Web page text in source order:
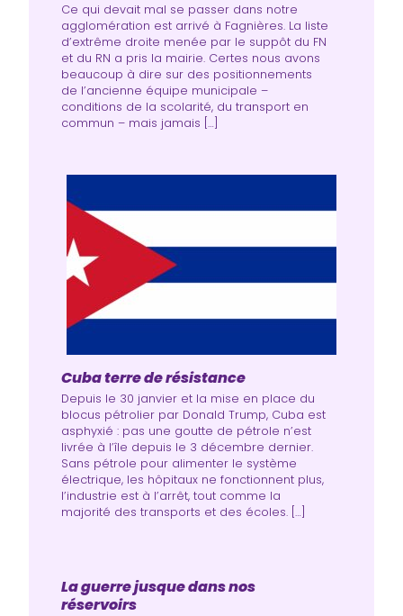
Ce qui devait mal se passer dans notre
agglomération est arrivé à Fagnières. La liste
d’extrême droite menée par le suppôt du FN
et du RN a pris la mairie. Certes nous avons
beaucoup à dire sur des positionnements
de l’ancienne équipe municipale –
conditions de la scolarité, du transport en
commun – mais jamais […]
Cuba terre de résistance
Depuis le 30 janvier et la mise en place du
blocus pétrolier par Donald Trump, Cuba est
asphyxié : pas une goutte de pétrole n’est
livrée à l’île depuis le 3 décembre dernier.
Sans pétrole pour alimenter le système
électrique, les hôpitaux ne fonctionnent plus,
l’industrie est à l’arrêt, tout comme la
majorité des transports et des écoles. […]
La guerre jusque dans nos
réservoirs